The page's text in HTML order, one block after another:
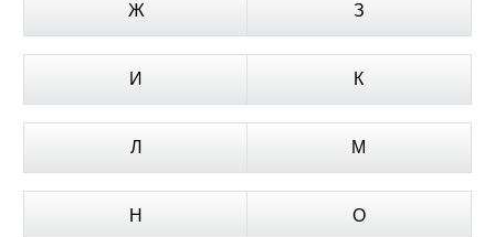
Ж З
И К
Л М
Н О